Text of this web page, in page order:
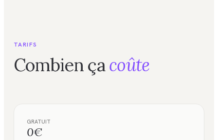
TARIFS
Combien çacoûte
GRATUIT
0€